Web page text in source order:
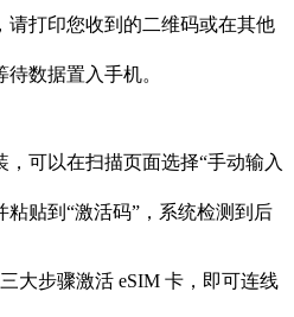
请打印您收到的二维码或在其他
数据置入手机。
可以在扫描页面选择“手动输入
粘贴到“激活码”，系统检测到后
大步骤激活 eSIM 卡，即可连线